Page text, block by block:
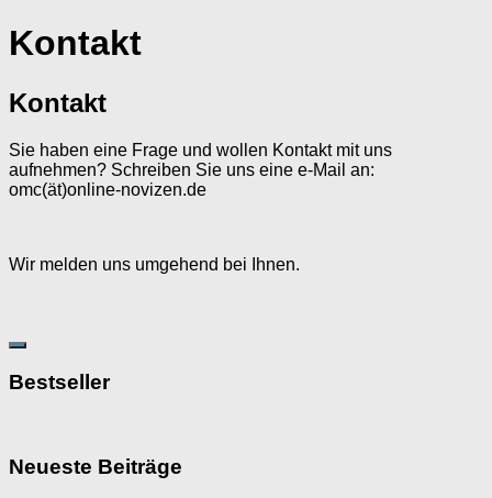
Kontakt
Kontakt
Sie haben eine Frage und wollen Kontakt mit uns
aufnehmen? Schreiben Sie uns eine e-Mail an:
omc(ät)online-novizen.de
Wir melden uns umgehend bei Ihnen.
Bestseller
Neueste Beiträge